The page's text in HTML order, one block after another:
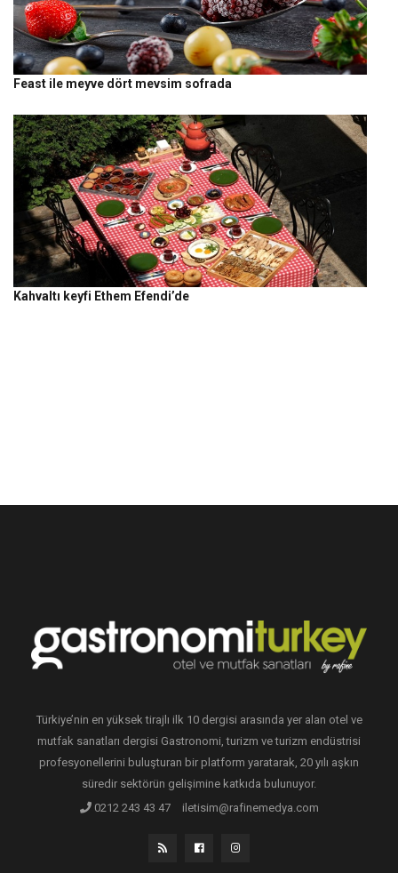
Feast ile meyve dört mevsim sofrada
Kahvaltı keyfi Ethem Efendi’de
Türkiye’nin en yüksek tirajlı ilk 10 dergisi arasında yer alan otel ve
mutfak sanatları dergisi Gastronomi, turizm ve turizm endüstrisi
profesyonellerini buluşturan bir platform yaratarak, 20 yılı aşkın
süredir sektörün gelişimine katkıda bulunuyor.
0212 243 43 47
iletisim@rafinemedya.com